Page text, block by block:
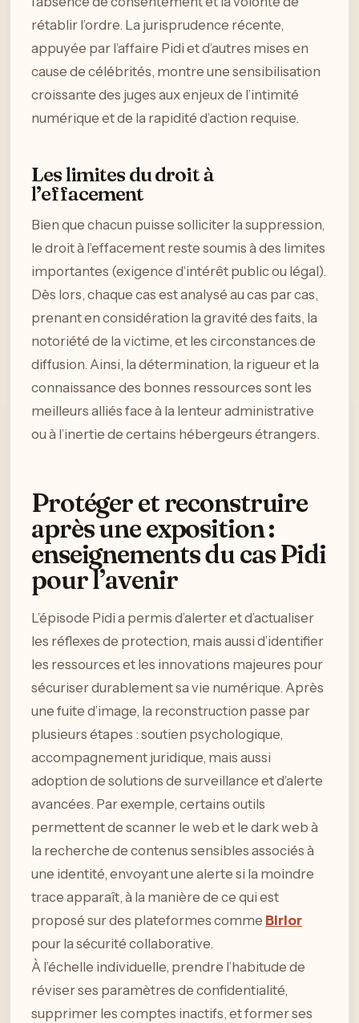
rétablir l’ordre. La jurisprudence récente,
appuyée par l’affaire Pidi et d’autres mises en
cause de célébrités, montre une sensibilisation
croissante des juges aux enjeux de l’intimité
numérique et de la rapidité d’action requise.
Les limites du droit à
l’effacement
Bien que chacun puisse solliciter la suppression,
le droit à l’effacement reste soumis à des limites
importantes (exigence d’intérêt public ou légal).
Dès lors, chaque cas est analysé au cas par cas,
prenant en considération la gravité des faits, la
notoriété de la victime, et les circonstances de
diffusion. Ainsi, la détermination, la rigueur et la
connaissance des bonnes ressources sont les
meilleurs alliés face à la lenteur administrative
ou à l’inertie de certains hébergeurs étrangers.
Protéger et reconstruire
après une exposition :
enseignements du cas Pidi
pour l’avenir
L’épisode Pidi a permis d’alerter et d’actualiser
les réflexes de protection, mais aussi d’identifier
les ressources et les innovations majeures pour
sécuriser durablement sa vie numérique. Après
une fuite d’image, la reconstruction passe par
plusieurs étapes : soutien psychologique,
accompagnement juridique, mais aussi
adoption de solutions de surveillance et d’alerte
avancées. Par exemple, certains outils
permettent de scanner le web et le dark web à
la recherche de contenus sensibles associés à
une identité, envoyant une alerte si la moindre
trace apparaît, à la manière de ce qui est
proposé sur des plateformes comme Birlor
pour la sécurité collaborative.
À l’échelle individuelle, prendre l’habitude de
réviser ses paramètres de confidentialité,
supprimer les comptes inactifs, et former ses